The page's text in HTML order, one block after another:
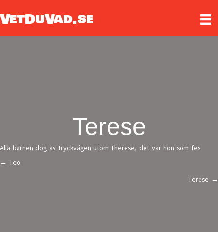
VetDuVad.se
Terese
Alla barnen dog av tryckvågen utom Therese, det var hon som fes
Posts
← Teo
Terese →